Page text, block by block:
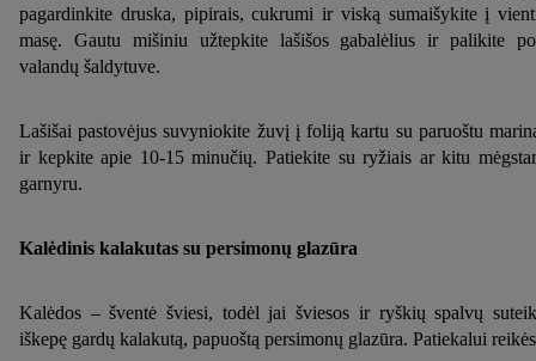
pagardinkite druska, pipirais, cukrumi ir viską sumaišykite į
masę. Gautu mišiniu užtepkite lašišos gabalėlius ir palikite
valandų šaldytuve.
Lašišai pastovėjus suvyniokite žuvį į foliją kartu su paruoštu
ir kepkite apie 10-15 minučių. Patiekite su ryžiais ar kitu
garnyru.
Kalėdinis kalakutas su persimonų glazūra
Kalėdos – šventė šviesi, todėl jai šviesos ir ryškių spalvų
iškepę gardų kalakutą, papuoštą persimonų glazūra. Patiekalui